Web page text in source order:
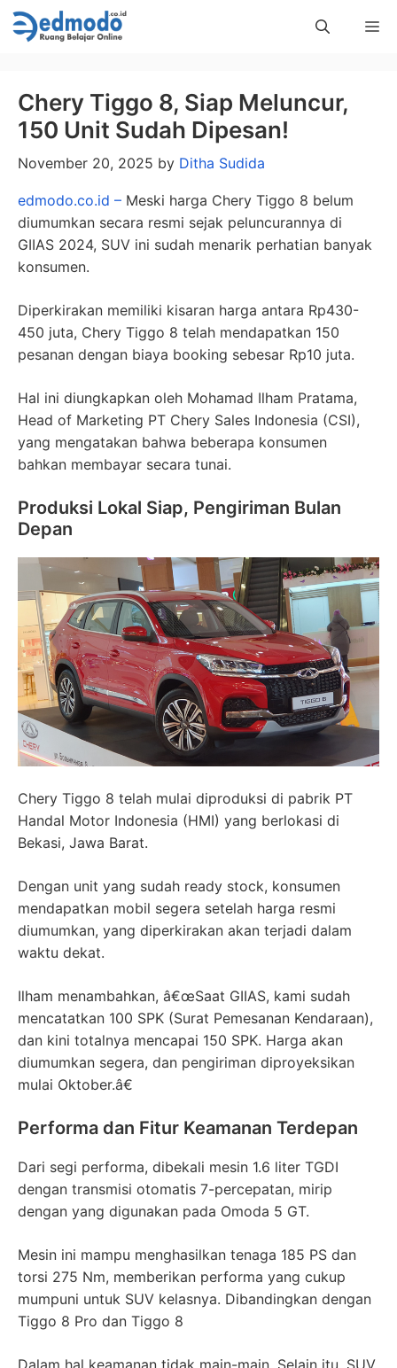
Skip
to
Chery Tiggo 8, Siap Meluncur,
150 Unit Sudah Dipesan!
November 20, 2025 by Ditha Sudida
edmodo.co.id – Meski harga Chery Tiggo 8 belum
diumumkan secara resmi sejak peluncurannya di
GIIAS 2024, SUV ini sudah menarik perhatian banyak
konsumen.
Diperkirakan memiliki kisaran harga antara Rp430-
450 juta, Chery Tiggo 8 telah mendapatkan 150
pesanan dengan biaya booking sebesar Rp10 juta.
Hal ini diungkapkan oleh Mohamad Ilham Pratama,
Head of Marketing PT Chery Sales Indonesia (CSI),
yang mengatakan bahwa beberapa konsumen
bahkan membayar secara tunai.
Produksi Lokal Siap, Pengiriman Bulan
Depan
Chery Tiggo 8 telah mulai diproduksi di pabrik PT
Handal Motor Indonesia (HMI) yang berlokasi di
Bekasi, Jawa Barat.
Dengan unit yang sudah ready stock, konsumen
mendapatkan mobil segera setelah harga resmi
diumumkan, yang diperkirakan akan terjadi dalam
waktu dekat.
Ilham menambahkan, â€œSaat GIIAS, kami sudah
mencatatkan 100 SPK (Surat Pemesanan Kendaraan),
dan kini totalnya mencapai 150 SPK. Harga akan
diumumkan segera, dan pengiriman diproyeksikan
mulai Oktober.â€
Performa dan Fitur Keamanan Terdepan
Dari segi performa, dibekali mesin 1.6 liter TGDI
dengan transmisi otomatis 7-percepatan, mirip
dengan yang digunakan pada Omoda 5 GT.
Mesin ini mampu menghasilkan tenaga 185 PS dan
torsi 275 Nm, memberikan performa yang cukup
mumpuni untuk SUV kelasnya. Dibandingkan dengan
Tiggo 8 Pro dan Tiggo 8
Dalam hal keamanan tidak main-main. Selain itu, SUV